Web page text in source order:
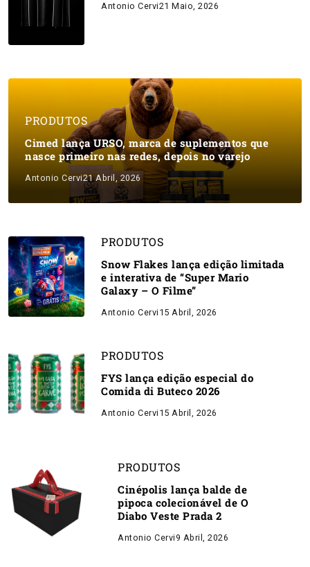
Antonio Cervi21 Maio, 2026
PRODUTOS
Cimed lança URSO, marca de suplementos que
nasce primeiro nas redes, depois no varejo
Antonio Cervi21 Abril, 2026
PRODUTOS
Snow Flakes lança edição limitada
e interativa de “Super Mario
Galaxy – O Filme”
Antonio Cervi 15 Abril, 2026
PRODUTOS
FYS lança edição especial do
Comida di Buteco 2026
Antonio Cervi 15 Abril, 2026
PRODUTOS
Cinépolis lança balde de
pipoca colecionável de O
Diabo Veste Prada 2
Antonio Cervi 9 Abril, 2026